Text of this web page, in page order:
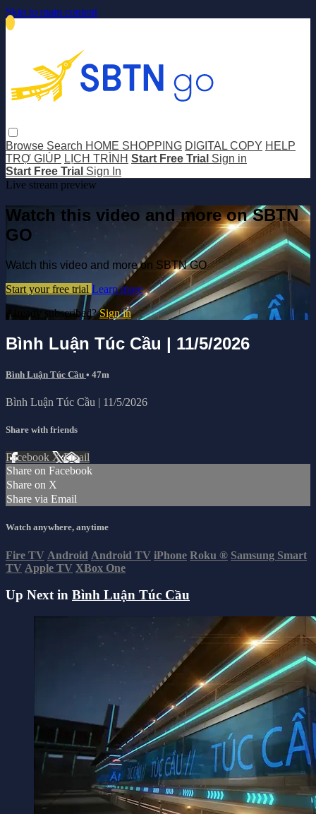
Skip to main content
Browse Search HOME SHOPPING DIGITAL COPY HELP
TRỢ GIÚP LỊCH TRÌNH Start Free Trial Sign in
Start Free Trial Sign In
Live stream preview
Watch this video and more on SBTN
GO
Watch this video and more on SBTN GO
Start your free trial Learn more
Already subscribed?Sign in
Bình Luận Túc Cầu | 11/5/2026
Bình Luận Túc Cầu • 47m
Bình Luận Túc Cầu | 11/5/2026
Share with friends
Facebook XEmail
Share on Facebook
Share on X
Share via Email
Watch anywhere, anytime
Fire TV Android Android TV iPhone Roku ® Samsung Smart
TV Apple TV XBox One
Up Next in Bình Luận Túc Cầu